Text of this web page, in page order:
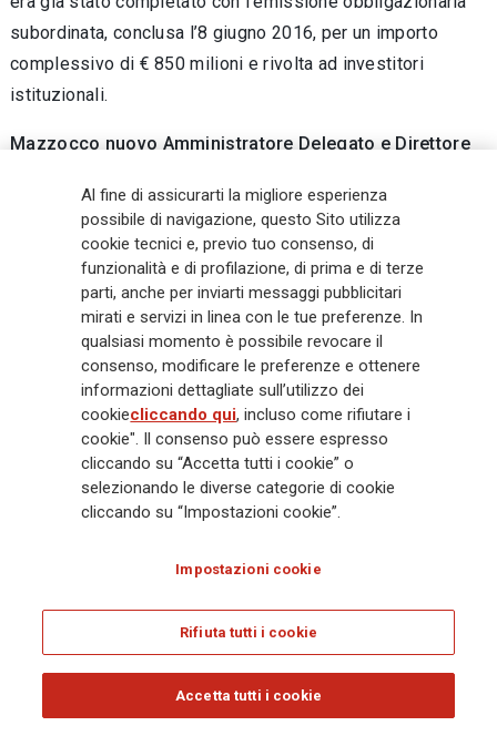
subordinata, conclusa l’8 giugno 2016, per un importo
complessivo di € 850 milioni e rivolta ad investitori
istituzionali.
Mazzocco nuovo Amministratore Delegato e Direttore
In data 16 marzo il Consiglio di Amministrazione di
Assicurazioni Generali ha approvato la designazione come
Amministratore Delegato e Direttore Generale di Generali
Real Estate di Aldo Mazzocco, che è entrato nel mese di
giugno a far parte del Consiglio di Amministrazione di
Generali Real Estate.
Aumento di capitale
In data 20 aprile è stato eseguito l’aumento del capitale
sociale in attuazione del Piano di incentivazione
denominato Long Term Incentive Plan, approvato
aprile 2014. Il capitale sociale di Assicurazioni Generali
suddiviso in 1.561.808.262 azioni ordinarie, ciascuna del
valore nominale di € 1.
Fitch conferma rating A- e outlook Stabile
Al fine di assicurarti la migliore esperienza
possibile di navigazione, questo Sito utilizza
cookie tecnici e, previo tuo consenso, di
funzionalità e di profilazione, di prima e di terze
parti, anche per inviarti messaggi pubblicitari
mirati e servizi in linea con le tue preferenze. In
qualsiasi momento è possibile revocare il
consenso, modificare le preferenze e ottenere
informazioni dettagliate sull’utilizzo dei
cookiecliccando qui, incluso come rifiutare i
cookie". Il consenso può essere espresso
cliccando su “Accetta tutti i cookie” o
selezionando le diverse categorie di cookie
cliccando su “Impostazioni cookie”.
Impostazioni cookie
Rifiuta tutti i cookie
Accetta tutti i cookie